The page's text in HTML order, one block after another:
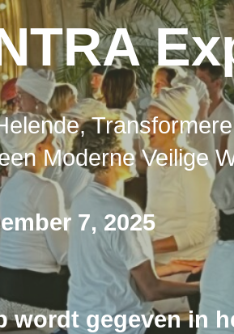
Moderne Veilige
7, 2025
wordt gegeven in